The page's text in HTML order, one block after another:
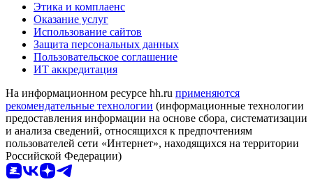
Этика и комплаенс
Оказание услуг
Использование сайтов
Защита персональных данных
Пользовательское соглашение
ИТ аккредитация
На информационном ресурсе hh.ru применяются
рекомендательные технологии (информационные технологии
предоставления информации на основе сбора, систематизации
и анализа сведений, относящихся к предпочтениям
пользователей сети «Интернет», находящихся на территории
Российской Федерации)